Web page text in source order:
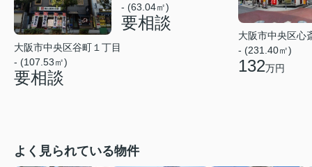
大阪市中央区谷町１丁目
- (107.53㎡)
要相談
- (63.04㎡)
要相談
大阪市中央区心
- (231.40㎡)
132万円
よく見られている物件